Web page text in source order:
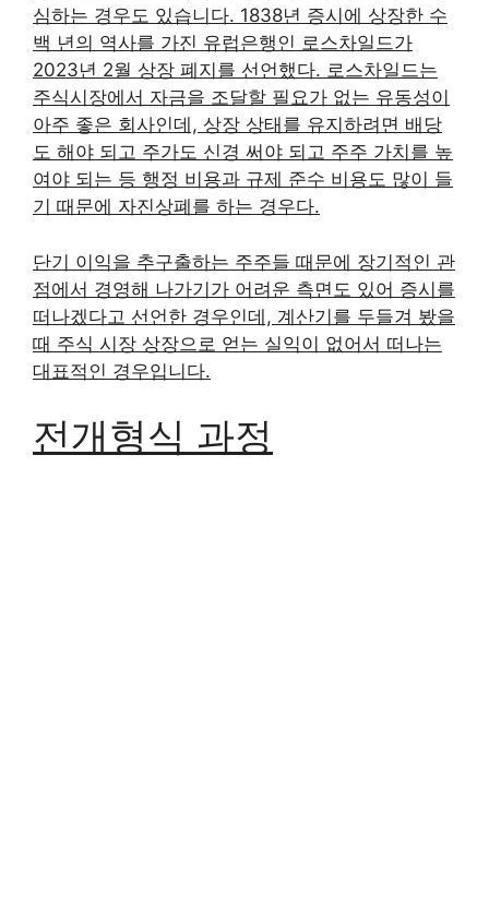
심하는 경우도 있습니다. 1838년 증시에 상장한 수
백 년의 역사를 가진 유럽은행인 로스차일드가
2023년 2월 상장 폐지를 선언했다. 로스차일드는
주식시장에서 자금을 조달할 필요가 없는 유동성이
아주 좋은 회사인데, 상장 상태를 유지하려면 배당
도 해야 되고 주가도 신경 써야 되고 주주 가치를 높
여야 되는 등 행정 비용과 규제 준수 비용도 많이 들
기 때문에 자진상폐를 하는 경우다.
단기 이익을 추구출하는 주주들 때문에 장기적인 관
점에서 경영해 나가기가 어려운 측면도 있어 증시를
떠나겠다고 선언한 경우인데, 계산기를 두들겨 봤을
때 주식 시장 상장으로 얻는 실익이 없어서 떠나는
대표적인 경우입니다.
전개형식 과정